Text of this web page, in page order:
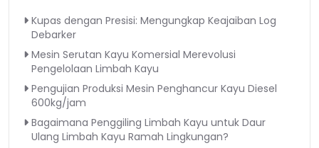
Kupas dengan Presisi: Mengungkap Keajaiban Log
Debarker
Mesin Serutan Kayu Komersial Merevolusi
Pengelolaan Limbah Kayu
Pengujian Produksi Mesin Penghancur Kayu Diesel
600kg/jam
Bagaimana Penggiling Limbah Kayu untuk Daur
Ulang Limbah Kayu Ramah Lingkungan?